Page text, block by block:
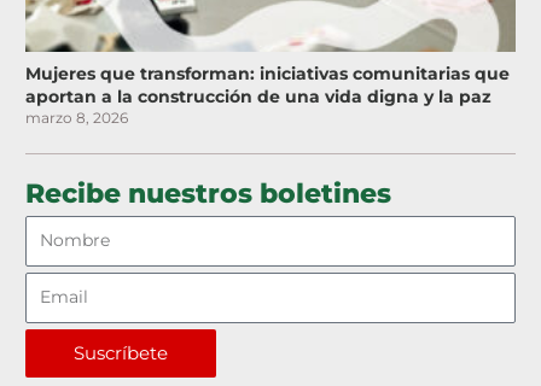
Mujeres que transforman: iniciativas comunitarias que
aportan a la construcción de una vida digna y la paz
marzo 8, 2026
Recibe nuestros boletines
Suscríbete